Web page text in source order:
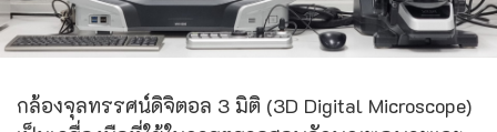
กล้องจุลทรรศน์ดิจิตอล 3 มิติ (3D Digital Microscope)